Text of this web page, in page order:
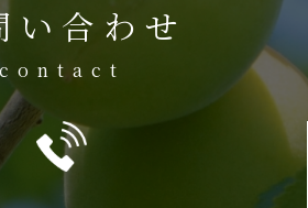
い合わせ
contact